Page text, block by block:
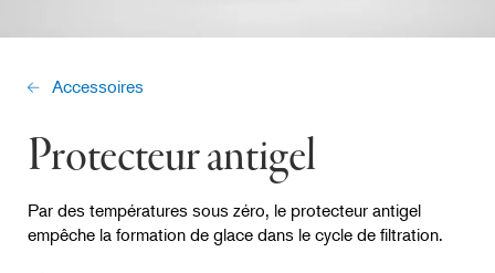
Accessoires
Protecteur antigel
Par des températures sous zéro, le protecteur antigel
empêche la formation de glace dans le cycle de filtration.